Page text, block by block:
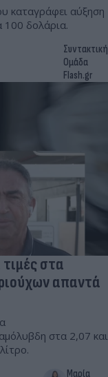
καταγράφει αύξηση
δολάρια.
Συντακτική
Ομάδα
Flash.gr
στα
απαντά
στα 2,07 και
Μαρία